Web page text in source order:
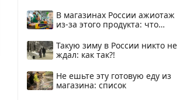
В магазинах России ажиотаж
из-за этого продукта: что
Такую зиму в России никто не
ждал: как так?!
Не ешьте эту готовую еду из
магазина: список